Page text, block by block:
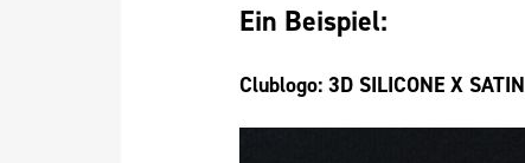
Ein Beispiel:
Clublogo: 3D SILICONE X SATIN